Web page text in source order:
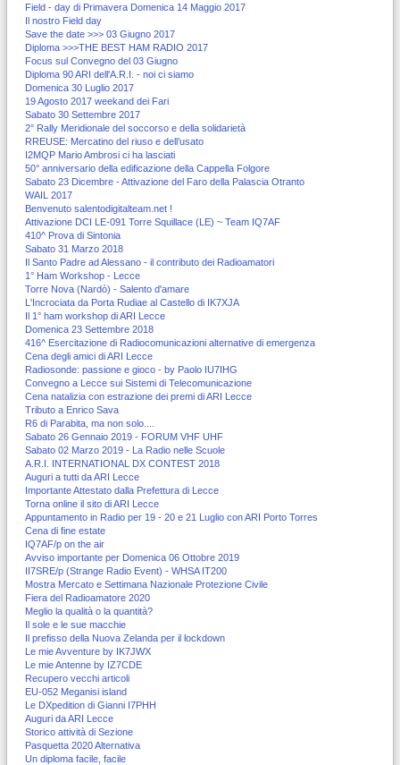
Field - day di Primavera Domenica 14 Maggio 2017
Il nostro Field day
Save the date >>> 03 Giugno 2017
Diploma >>>THE BEST HAM RADIO 2017
Focus sul Convegno del 03 Giugno
Diploma 90 ARI dell'A.R.I. - noi ci siamo
Domenica 30 Luglio 2017
19 Agosto 2017 weekand dei Fari
Sabato 30 Settembre 2017
2° Rally Meridionale del soccorso e della solidarietà
RREUSE: Mercatino del riuso e dell’usato
I2MQP Mario Ambrosi ci ha lasciati
50° anniversario della edificazione della Cappella Folgore
Sabato 23 Dicembre - Attivazione del Faro della Palascia Otranto
WAIL 2017
Benvenuto salentodigitalteam.net !
Attivazione DCI LE-091 Torre Squillace (LE) ~ Team IQ7AF
410^ Prova di Sintonia
Sabato 31 Marzo 2018
Il Santo Padre ad Alessano - il contributo dei Radioamatori
1° Ham Workshop - Lecce
Torre Nova (Nardò) - Salento d'amare
L'Incrociata da Porta Rudiae al Castello di IK7XJA
Il 1° ham workshop di ARI Lecce
Domenica 23 Settembre 2018
416^ Esercitazione di Radiocomunicazioni alternative di emergenza
Cena degli amici di ARI Lecce
Radiosonde: passione e gioco - by Paolo IU7IHG
Convegno a Lecce sui Sistemi di Telecomunicazione
Cena natalizia con estrazione dei premi di ARI Lecce
Tributo a Enrico Sava
R6 di Parabita, ma non solo....
Sabato 26 Gennaio 2019 - FORUM VHF UHF
Sabato 02 Marzo 2019 - La Radio nelle Scuole
A.R.I. INTERNATIONAL DX CONTEST 2018
Auguri a tutti da ARI Lecce
Importante Attestato dalla Prefettura di Lecce
Torna online il sito di ARI Lecce
Appuntamento in Radio per 19 - 20 e 21 Luglio con ARI Porto Torres
Cena di fine estate
IQ7AF/p on the air
Avviso importante per Domenica 06 Ottobre 2019
II7SRE/p (Strange Radio Event) - WHSA IT200
Mostra Mercato e Settimana Nazionale Protezione Civile
Fiera del Radioamatore 2020
Meglio la qualità o la quantità?
Il sole e le sue macchie
Il prefisso della Nuova Zelanda per il lockdown
Le mie Avventure by IK7JWX
Le mie Antenne by IZ7CDE
Recupero vecchi articoli
EU-052 Meganisi island
Le DXpedition di Gianni I7PHH
Auguri da ARI Lecce
Storico attività di Sezione
Pasquetta 2020 Alternativa
Un diploma facile, facile